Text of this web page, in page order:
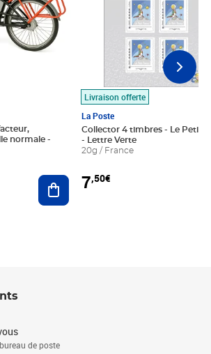
Ajouter au panier
Livraison offerte
La Poste
Collector 4 timbres - Le Petit
- Lettre Verte
20g / France
7,50€
de poste